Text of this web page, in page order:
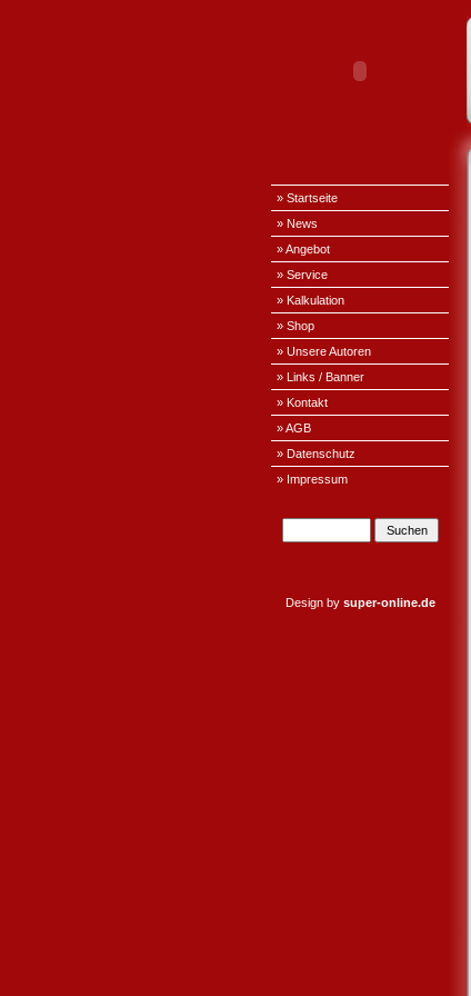
» Startseite
» News
» Angebot
» Service
» Kalkulation
» Shop
» Unsere Autoren
» Links / Banner
» Kontakt
» AGB
» Datenschutz
» Impressum
Design by super-online.de